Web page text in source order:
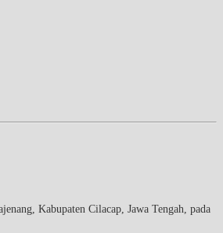
Kabupaten Cilacap, Jawa Tengah, pada